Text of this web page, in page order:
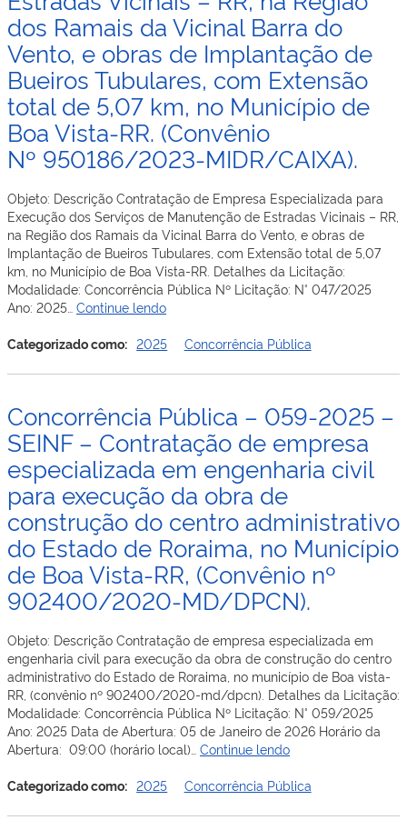
no
Município
do
Cantá
–
RR.
das
obras
de
Contratação
de
empresa
para
execução
obras
de
Infraestrutura
em
eletrificação,
incluindo
energia
trifásica
com
subestações,
atender
a
Vicinal
07
08
(rpo-
222)
e
Vicinal
Trairí
Município
dos Ramais da Vicinal Barra do
Vento, e obras de Implantação de
Bueiros Tubulares, com Extensão
total de 5,07 km, no Município de
Boa Vista-RR. (Convênio
Nº 950186/2023-MIDR/CAIXA).
Objeto: Descrição Contratação de Empresa Especializada para
Execução dos Serviços de Manutenção de Estradas Vicinais – RR,
na Região dos Ramais da Vicinal Barra do Vento, e obras de
Implantação de Bueiros Tubulares, com Extensão total de 5,07
km, no Município de Boa Vista-RR. Detalhes da Licitação:
Modalidade: Concorrência Pública Nº Licitação: N° 047/2025
Ano: 2025… Continue lendoConcorrência
–
2025
SEINF
Contratação
de Empresa
Especializada
para
Execução
dos
Serviços
de
Manutenção
de
Estradas
Vicinais
–
RR,
na
Região
dos
Ramais
da
Vicinal
Barra
Categorizado como: 2025 Concorrência Pública
Concorrência Pública – 059-2025 –
SEINF – Contratação de empresa
especializada em engenharia civil
para execução da obra de
construção do centro administrativo
do Estado de Roraima, no Município
de Boa Vista-RR, (Convênio nº
902400/2020-MD/DPCN).
Objeto: Descrição Contratação de empresa especializada em
engenharia civil para execução da obra de construção do centro
administrativo do Estado de Roraima, no município de Boa vista-
RR, (convênio nº 902400/2020-md/dpcn). Detalhes da Licitação:
Modalidade: Concorrência Pública Nº Licitação: N° 059/2025
Ano: 2025 Data de Abertura: 05 de Janeiro de 2026 Horário da
Abertura: 09:00 (horário local)… Continue lendoConcorrência
–
2025
Categorizado como: 2025 Concorrência Pública